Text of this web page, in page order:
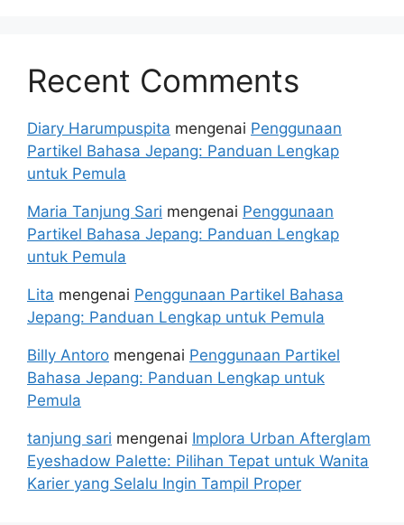
Recent Comments
Diary Harumpuspita mengenai Penggunaan
Partikel Bahasa Jepang: Panduan Lengkap
untuk Pemula
Maria Tanjung Sari mengenai Penggunaan
Partikel Bahasa Jepang: Panduan Lengkap
untuk Pemula
Lita mengenai Penggunaan Partikel Bahasa
Jepang: Panduan Lengkap untuk Pemula
Billy Antoro mengenai Penggunaan Partikel
Bahasa Jepang: Panduan Lengkap untuk
Pemula
tanjung sari mengenai Implora Urban Afterglam
Eyeshadow Palette: Pilihan Tepat untuk Wanita
Karier yang Selalu Ingin Tampil Proper